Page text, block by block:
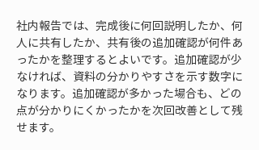
社内報告では、完成後に何回説明したか、何
人に共有したか、共有後の追加確認が何件あ
ったかを整理するとよいです。追加確認が少
なければ、資料の分かりやすさを示す数字に
なります。追加確認が多かった場合も、どの
点が分かりにくかったかを次回改善として残
せます。